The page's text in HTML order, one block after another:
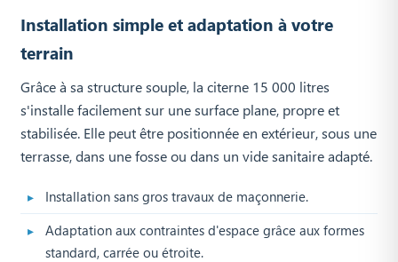
Installation simple et adaptation à votre
terrain
Grâce à sa structure souple, la citerne 15 000 litres
s'installe facilement sur une surface plane, propre et
stabilisée. Elle peut être positionnée en extérieur, sous une
terrasse, dans une fosse ou dans un vide sanitaire adapté.
Installation sans gros travaux de maçonnerie.
Adaptation aux contraintes d'espace grâce aux formes
standard, carrée ou étroite.